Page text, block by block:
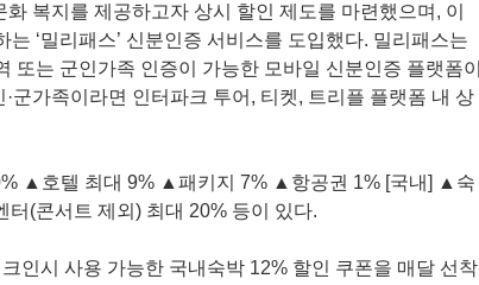
복지를 제공하고자 상시 할인 제도를 마련했으며, 이
‘밀리패스’ 신분인증 서비스를 도입했다. 밀리패스는
또는 군인가족 인증이 가능한 모바일 신분인증 플랫폼이
군가족이라면 인터파크 투어, 티켓, 트리플 플랫폼 내 상
▲호텔 최대 9% ▲패키지 7% ▲항공권 1% [국내] ▲숙
(콘서트 제외) 최대 20% 등이 있다.
인시 사용 가능한 국내숙박 12% 할인 쿠폰을 매달 선착